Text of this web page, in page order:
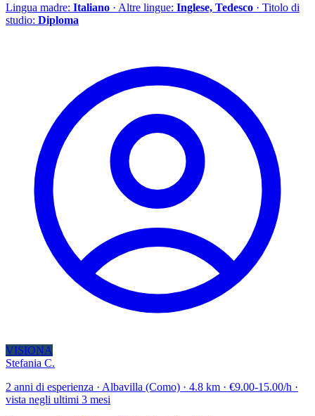
Lingua madre: Italiano · Altre lingue: Inglese, Tedesco · Titolo di
studio: Diploma
VISIONA
Stefania C.
2 anni di esperienza · Albavilla (Como) · 4.8 km · €9.00-15.00/h ·
vista negli ultimi 3 mesi